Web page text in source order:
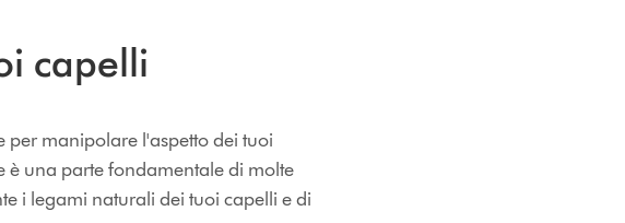
capelli
per manipolare l'aspetto dei tuoi
è una parte fondamentale di molte
i legami naturali dei tuoi capelli e di